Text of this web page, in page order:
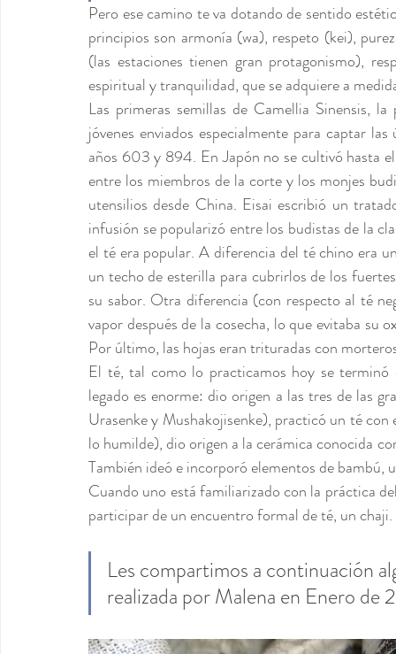
Pero ese camino te va dotando de sentido
principios son armonía (wa), respeto (kei),
(las estaciones tienen gran protagonismo),
espiritual y tranquilidad, que se adquiere a
Las primeras semillas de Camellia Sinensis,
jóvenes enviados especialmente para captar
años 603 y 894. En Japón no se cultivó hasta
entre los miembros de la corte y los monjes
utensilios desde China. Eisai escribió un
infusión se popularizó entre los budistas de la
el té era popular. A diferencia del té chino era
un techo de esterilla para cubrirlos de los
su sabor. Otra diferencia (con respecto al té
vapor después de la cosecha, lo que evitaba su
Por último, las hojas eran trituradas con
El té, tal como lo practicamos hoy se
legado es enorme: dio origen a las tres de las
Urasenke y Mushakojisenke), practicó un té
lo humilde), dio origen a la cerámica conocida
También ideó e incorporó elementos de
Cuando uno está familiarizado con la práctica
participar de un encuentro formal de té, un
Les compartimos a continuación
realizada por Malena en Enero